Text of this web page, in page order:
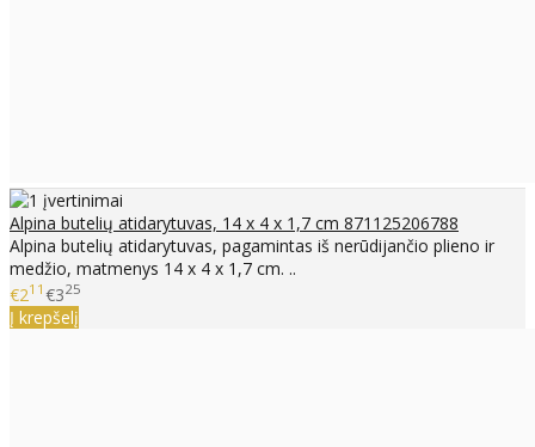
Alpina butelių atidarytuvas, 14 x 4 x 1,7 cm 871125206788
Alpina butelių atidarytuvas, pagamintas iš nerūdijančio plieno ir
medžio, matmenys 14 x 4 x 1,7 cm. ..
€211 €325
Į krepšelį